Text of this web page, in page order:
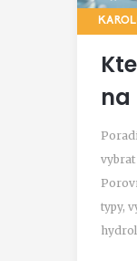
na
typy,